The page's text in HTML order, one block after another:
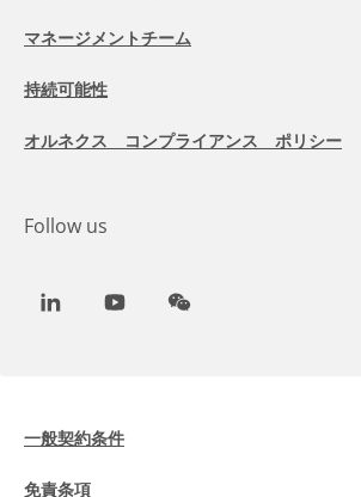
マネージメントチーム
持続可能性
オルネクス コンプライアンス ポリシー
Follow us
LinkedInYoutubeWeChat
一般契約条件
免責条項